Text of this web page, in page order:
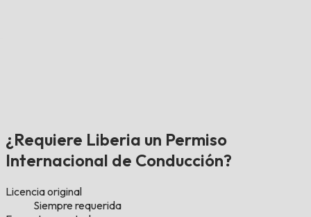
¿Requiere Liberia un Permiso
Internacional de Conducción?
Licencia original
Siempre requerida